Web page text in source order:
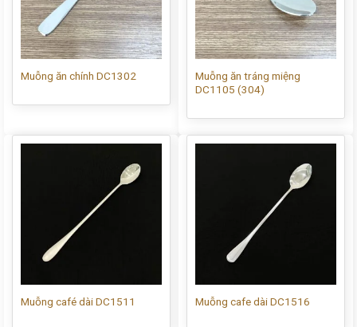
Muỗng ăn chính DC1302
Muỗng ăn tráng miệng
DC1105 (304)
Muỗng café dài DC1511 Muỗng cafe dài DC1516